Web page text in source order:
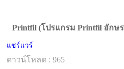
Printfil (โปรแกรม Printfil อักษ
แชร์แวร์
ดาวน์โหลด : 965